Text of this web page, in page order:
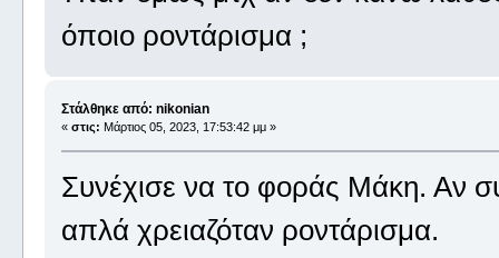
όποιο ροντάρισμα ;
Στάλθηκε από: nikonian
« στις: Μάρτιος 05, 2023, 17:53:42 μμ »
Συνέχισε να το φοράς Μάκη. Αν
απλά χρειαζόταν ροντάρισμα.